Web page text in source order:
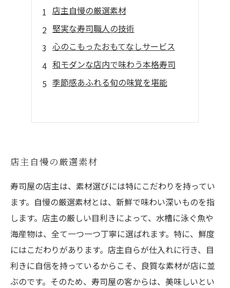
店主自慢の厳選素材
堅実な寿司職人の技術
心のこもったおもてなしサービス
和モダンな店内で味わう本格寿司
季節感あふれる旬の味覚を堪能
店主自慢の厳選素材
寿司屋の店主は、素材選びには特にこだわりを持ってい
ます。自慢の厳選素材とは、新鮮で味わい深いものを指
します。店主の厳しい目利きによって、水槽に泳ぐ魚や
海産物は、全て一つ一つ丁寧に選ばれます。特に、鮮度
にはこだわりがあります。店主自らが仕入れに行き、目
利きに自信を持っているからこそ、良質な素材が店に並
ぶのです。そのため、寿司屋の客からは、美味しいとい